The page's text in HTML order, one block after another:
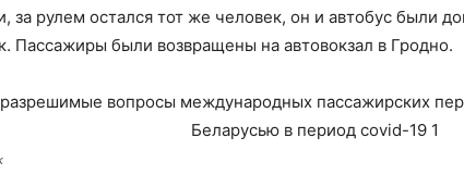
за рулем остался тот же человек, он и автобус были
Пассажиры были возвращены на автовокзал в Гродно.